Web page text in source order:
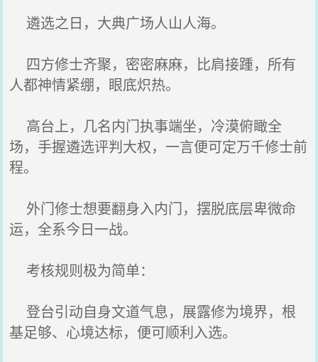
遴选之日，大典广场人山人海。
四方修士齐聚，密密麻麻，比肩接踵，所有
人都神情紧绷，眼底炽热。
高台上，几名内门执事端坐，冷漠俯瞰全
场，手握遴选评判大权，一言便可定万千修士前
程。
外门修士想要翻身入内门，摆脱底层卑微命
运，全系今日一战。
考核规则极为简单：
登台引动自身文道气息，展露修为境界，根
基足够、心境达标，便可顺利入选。